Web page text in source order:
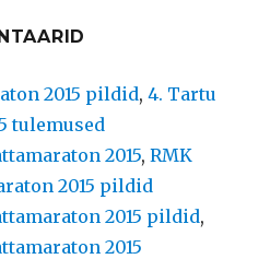
2015 pildid,4. Tartu
tulemused
2015,RMK
2015 pildid
2015 pildid,
2015